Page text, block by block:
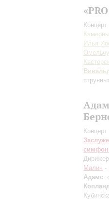
Илья
Малич -
Адамс: